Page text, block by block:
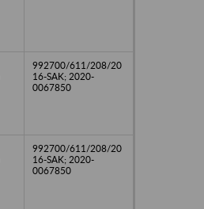
992700/611/208/20
16-SAK; 2020-
0067850
992700/611/208/20
16-SAK; 2020-
0067850